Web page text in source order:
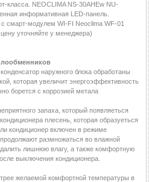
класса. NEOCLIMA NS-30AHEw NU-
информативная LED-панель.
смарт-модулем WI-FI Neoclima WF-01
уточняйте у менеджера)
наружного блока обработаны
которая увеличит энергоэффективность
борется с коррозией метала
запаха, который появляеться
плесень, которая образуеться
кондиционер включен в режиме
размножаться во влажной
лишнюю влагу, а также комфортную
выключения кондиционера.
желаемой комфортной температуры в